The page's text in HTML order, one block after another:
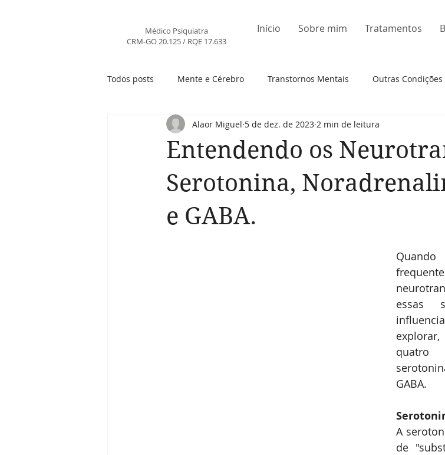
Médico Psiquiatra
CRM-GO 20.125 / RQE 17.633
Início Sobre mim Tratamentos
Todos posts Mente e Cérebro Transtornos Mentais Outras Condições
Entendendo os
Serotonina,
e GABA.
Alaor Miguel 5 de dez. de 2023 2 min de leitura
essas
quatro
GABA.
A
de